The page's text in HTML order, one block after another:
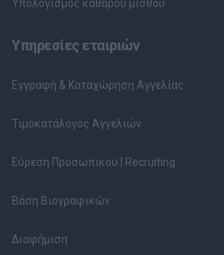
Υπολογισμός καθαρού μισθού
Υπηρεσίες εταιριών
Εγγραφή & Καταχώρηση Αγγελίας
Τιμοκατάλογος Αγγελιών
Εύρεση Προσωπικού | Recruiting
Βάση Βιογραφικών
Διαφήμιση